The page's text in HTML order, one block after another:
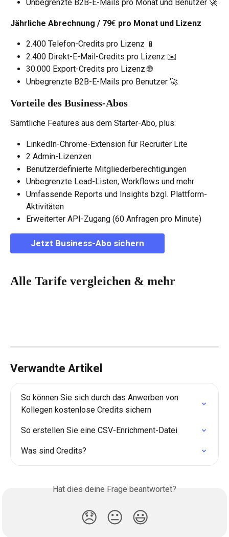
Unbegrenzte B2B-E-Mails pro Monat und Benutzer 🚀
Jährliche Abrechnung / 79€ pro Monat und Lizenz
2.400 Telefon-Credits pro Lizenz 📱
2.400 Direkt-E-Mail-Credits pro Lizenz ✉️
30.000 Export-Credits pro Lizenz 🌐
Unbegrenzte B2B-E-Mails pro Benutzer 🚀
Vorteile des Business-Abos
Sämtliche Features aus dem Starter-Abo, plus:
LinkedIn-Chrome-Extension für Recruiter Lite
2 Admin-Lizenzen
Benutzerdefinierte Mitgliederberechtigungen
Unbegrenzte Lead-Listen, Workflows und mehr
Umfassende Reports und Insights bzgl. Plattform-
Aktivitäten
Erweiterter API-Zugang (60 Anfragen pro Minute)
Jetzt Business-Abo sichern
Alle Tarife vergleichen & mehr
Verwandte Artikel
So können Sie sich durch das Anwerben von
Kollegen kostenlose Credits sichern
So erstellen Sie eine CSV-Enrichment-Datei
Was sind Credits?
Hat dies deine Frage beantwortet?
😞 😐 😃